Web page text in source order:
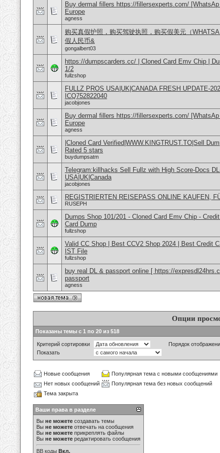
Buy dermal fillers https://fillersexperts.com/
Europe
agness
购买真假护照，购买驾驶执照，购买假美元（
假人民币&
gongalbert03
https://dumpscarders.cc/ | Cloned Card Emv Chip |
1/2
fullzshop
FULLZ PROS USA|UK|CANADA FRESH UPDATE-
ICQ752822040
jacobjones
Buy dermal fillers https://fillersexperts.com/
Europe
agness
|Cloned Card Verified|WWW.KINGTRUST.TO|Sell
Rated 5 stars
buydumpsatm
Telegram:killhacks Sell Fullz with High Score-Docs
USA|UK|Canada
jacobjones
REGISTRIERTEN REISEPASS ONLINE KAUFEN,
RUSEPH
Dumps Shop 101/201 - Cloned Card Emv Chip -
Card Dump
fullzshop
Valid CC Shop | Best CCV2 Shop 2024 | Best Credit
IST File
fullzshop
buy real DL & passport online [ https://
passport
agness
Опции
Показаны темы с 1 по 20 из 518
Критерий сортировки
Порядок
Показать
Новые сообщения
Популярная тема с новыми сообщениями
Нет новых сообщений
Популярная тема без новых сообщений
Тема закрыта
Ваши права в разделе
Вы не можете создавать темы
Вы не можете отвечать на сообщения
Вы не можете прикреплять файлы
Вы не можете редактировать сообщения
BB коды Вкл.